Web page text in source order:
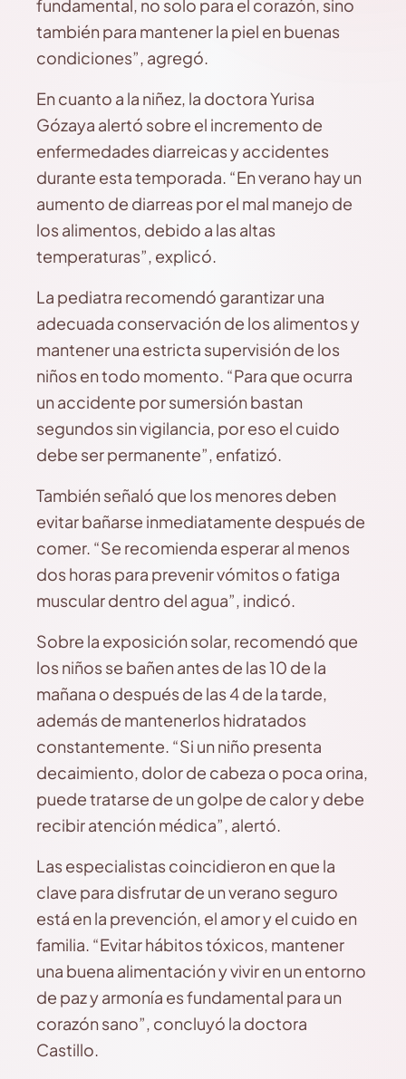
fundamental, no solo para el corazón, sino
también para mantener la piel en buenas
condiciones”, agregó.
En cuanto a la niñez, la doctora Yurisa
Gózaya alertó sobre el incremento de
enfermedades diarreicas y accidentes
durante esta temporada. “En verano hay un
aumento de diarreas por el mal manejo de
los alimentos, debido a las altas
temperaturas”, explicó.
La pediatra recomendó garantizar una
adecuada conservación de los alimentos y
mantener una estricta supervisión de los
niños en todo momento. “Para que ocurra
un accidente por sumersión bastan
segundos sin vigilancia, por eso el cuido
debe ser permanente”, enfatizó.
También señaló que los menores deben
evitar bañarse inmediatamente después de
comer. “Se recomienda esperar al menos
dos horas para prevenir vómitos o fatiga
muscular dentro del agua”, indicó.
Sobre la exposición solar, recomendó que
los niños se bañen antes de las 10 de la
mañana o después de las 4 de la tarde,
además de mantenerlos hidratados
constantemente. “Si un niño presenta
decaimiento, dolor de cabeza o poca orina,
puede tratarse de un golpe de calor y debe
recibir atención médica”, alertó.
Las especialistas coincidieron en que la
clave para disfrutar de un verano seguro
está en la prevención, el amor y el cuido en
familia. “Evitar hábitos tóxicos, mantener
una buena alimentación y vivir en un entorno
de paz y armonía es fundamental para un
corazón sano”, concluyó la doctora
Castillo.